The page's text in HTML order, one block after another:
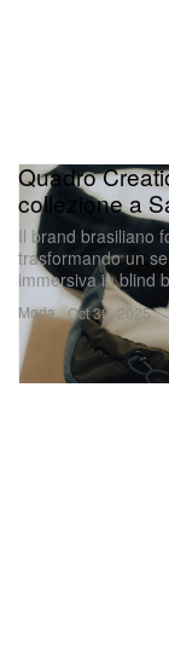
Moda
Quadro
collezione a
Il brand brasiliano
trasformando un
immersiva in blind
Oct 30, 2025